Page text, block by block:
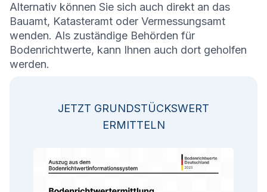
Alternativ können Sie sich auch direkt an das
Bauamt, Katasteramt oder Vermessungsamt
wenden. Als zuständige Behörden für
Bodenrichtwerte, kann Ihnen auch dort geholfen
werden.
JETZT GRUNDSTÜCKSWERT
ERMITTELN